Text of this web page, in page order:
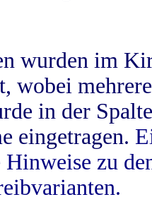
wurden im
wobei
in der
eingetragen.
zu